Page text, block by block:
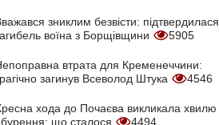
зниклим безвісти: підтвердилася
воїна з Борщівщини
5905
втрата для Кременеччини:
загинув Всеволод Штука
4546
хода до Почаєва викликала хвилю
що сталося
4494